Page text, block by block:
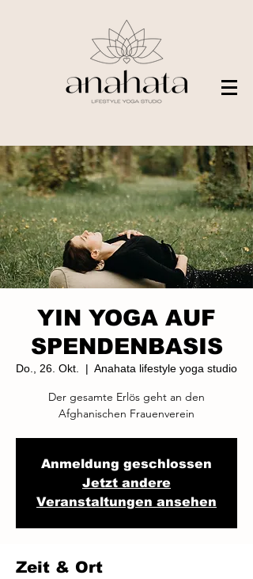
YIN YOGA AUF
SPENDENBASIS
Do., 26. Okt.
  |
Anahata lifestyle yoga studio
Der gesamte Erlös geht an den
Afghanischen Frauenverein
Anmeldung geschlossen
Jetzt andere
Veranstaltungen ansehen
Zeit & Ort